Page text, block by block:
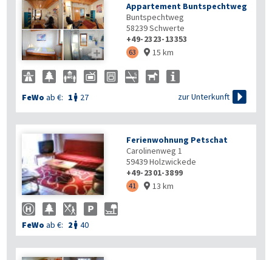

Appartement Buntspechtweg
Buntspechtweg
58239Schwerte
+49-2323-13353
63  15 km
FeWo ab €: 1  27 zur Unterkunft 
Ferienwohnung Petschat
Carolinenweg 1
59439Holzwickede
+49-2301-3899
41  13 km
FeWo ab €: 2  40